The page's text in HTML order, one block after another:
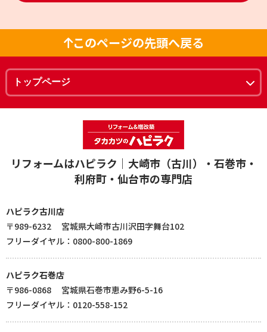
このページの先頭へ戻る
リフォームはハピラク｜大崎市（古川）・石巻市・
利府町・仙台市の専門店
ハピラク古川店
〒989-6232 宮城県大崎市古川沢田字舞台102
フリーダイヤル：0800-800-1869
ハピラク石巻店
〒986-0868 宮城県石巻市恵み野6-5-16
フリーダイヤル：0120-558-152